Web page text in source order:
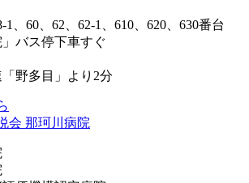
1、60、62、62-1、610、620、630番台
」バス停下車すぐ
野多目」より2分